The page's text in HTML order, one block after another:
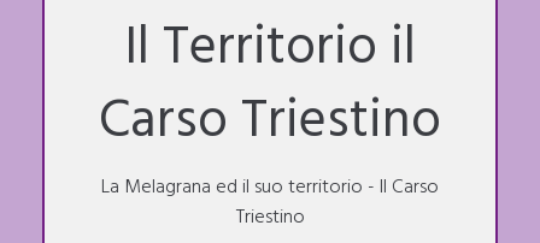
Il Territorio il
Carso Triestino
La Melagrana ed il suo territorio - Il Carso
Triestino